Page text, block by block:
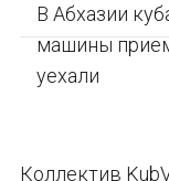
В Абхазии
машины
уехали
Коллектив